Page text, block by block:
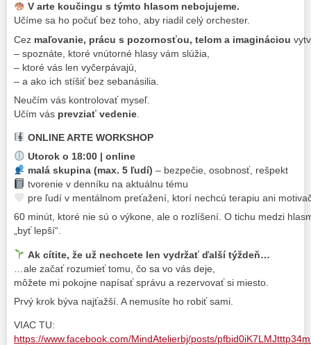
V arte koučingu s týmto hlasom nebojujeme.
Učíme sa ho počuť bez toho, aby riadil celý orchester.
Cez maľovanie, prácu s pozornosťou, telom a imagináciou
– spoznáte, ktoré vnútorné hlasy vám slúžia,
– ktoré vás len vyčerpávajú,
– a ako ich stíšiť bez sebanásilia.
Neučím vás kontrolovať myseľ.
Učím vás prevziať vedenie
ONLINE ARTE WORKSHOP
Utorok o 18:00 | online
malá skupina (max. 5 ľudí) – bezpečie, osobnosť, rešpekt
tvorenie v denníku na aktuálnu tému
pre ľudí v mentálnom preťažení, ktorí nechcú terapiu ani
60 minút, ktoré nie sú o výkone, ale o rozlíšení. O tichu medzi
„byť lepší“.
Ak cítite, že už nechcete len vydržať ďalší týždeň…
…ale začať rozumieť tomu, čo sa vo vás deje,
môžete mi pokojne napísať správu a rezervovať si miesto.
Prvý krok býva najťažší. A nemusíte ho robiť sami.
VIAC TU:
https://www.facebook.com/MindAtelierbj/posts/